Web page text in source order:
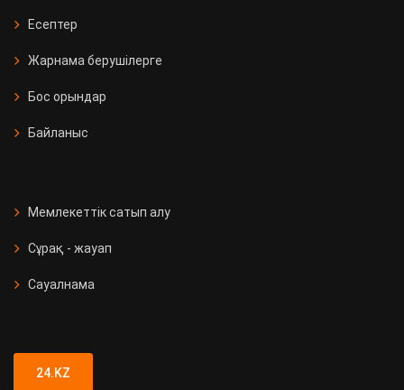
Есептер
Жарнама берушілерге
Бос орындар
Байланыс
Мемлекеттік сатып алу
Сұрақ - жауап
Сауалнама
24.KZ